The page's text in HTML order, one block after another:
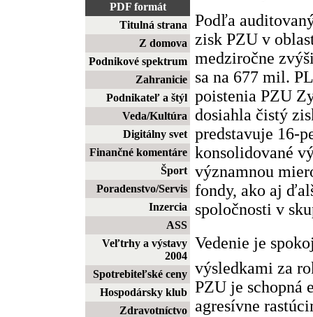
PDF formát
Titulná strana
Z domova
Podnikové spektrum
Zahranicie
Podnikateľ a štýl
Veda/Kultúra
Digitálny svet
Finančné komentáre
Šport
Poradenstvo/Servis
Inzercia
ASS
Veľtrhy a výstavy
2004
Spotrebiteľské ceny
Hospodársky klub
Zdravotníctvo
Podľa
zisk PZU v
medziročne
sa na 677 mil.
poistenia PZU
dosiahla čistý
predstavuje 16-
konsolidované
významnou
fondy, ako aj
spoločnosti v
Vedenie je
výsledkami za
PZU je schopná
agresívne